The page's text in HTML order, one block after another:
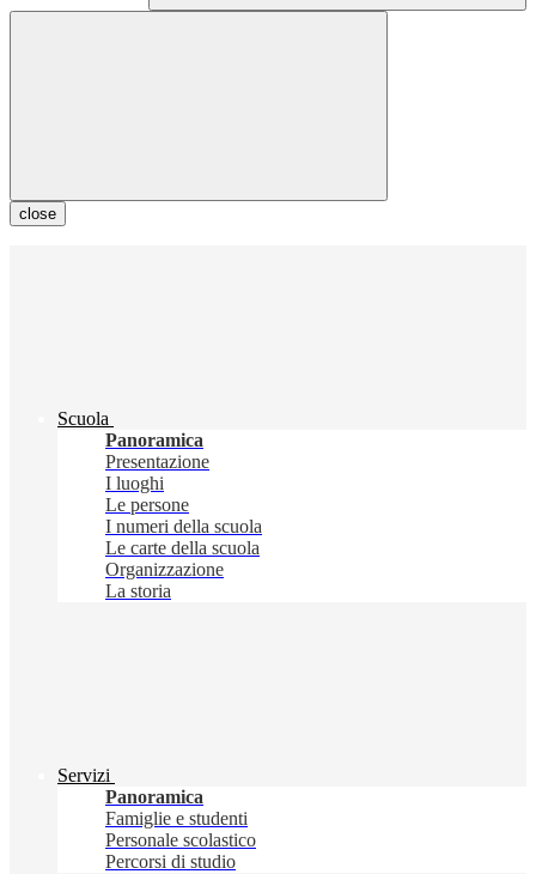
close
Scuola
Panoramica
Presentazione
I luoghi
Le persone
I numeri della scuola
Le carte della scuola
Organizzazione
La storia
Servizi
Panoramica
Famiglie e studenti
Personale scolastico
Percorsi di studio